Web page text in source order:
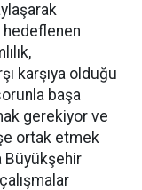
hedeflenen
karşıya olduğu
başa
gerekiyor ve
ortak etmek
Büyükşehir